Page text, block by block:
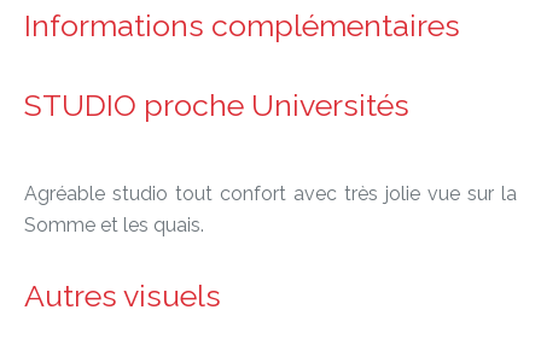
Informations complémentaires
STUDIO proche Universités
Agréable studio tout confort avec très jolie vue sur la
Somme et les quais.
Autres visuels